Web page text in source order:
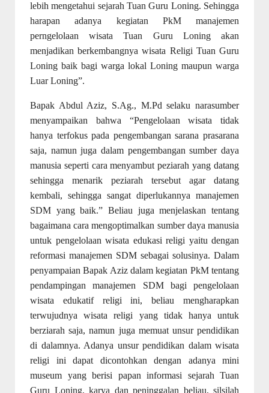
lebih mengetahui sejarah Tuan Guru Loning. Sehingga
harapan adanya kegiatan PkM manajemen
perngelolaan wisata Tuan Guru Loning akan
menjadikan berkembangnya wisata Religi Tuan Guru
Loning baik bagi warga lokal Loning maupun warga
Luar Loning”.
Bapak Abdul Aziz, S.Ag., M.Pd selaku narasumber
menyampaikan bahwa “Pengelolaan wisata tidak
hanya terfokus pada pengembangan sarana prasarana
saja, namun juga dalam pengembangan sumber daya
manusia seperti cara menyambut peziarah yang datang
sehingga menarik peziarah tersebut agar datang
kembali, sehingga sangat diperlukannya manajemen
SDM yang baik.” Beliau juga menjelaskan tentang
bagaimana cara mengoptimalkan sumber daya manusia
untuk pengelolaan wisata edukasi religi yaitu dengan
reformasi manajemen SDM sebagai solusinya. Dalam
penyampaian Bapak Aziz dalam kegiatan PkM tentang
pendampingan manajemen SDM bagi pengelolaan
wisata edukatif religi ini, beliau mengharapkan
terwujudnya wisata religi yang tidak hanya untuk
berziarah saja, namun juga memuat unsur pendidikan
di dalamnya. Adanya unsur pendidikan dalam wisata
religi ini dapat dicontohkan dengan adanya mini
museum yang berisi papan informasi sejarah Tuan
Guru Loning, karya dan peninggalan beliau, silsilah